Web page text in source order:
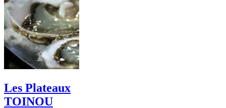
Les Plateaux
TOINOU